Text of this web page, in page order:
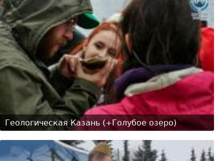
Геологическая Казань (+Голубое озеро)